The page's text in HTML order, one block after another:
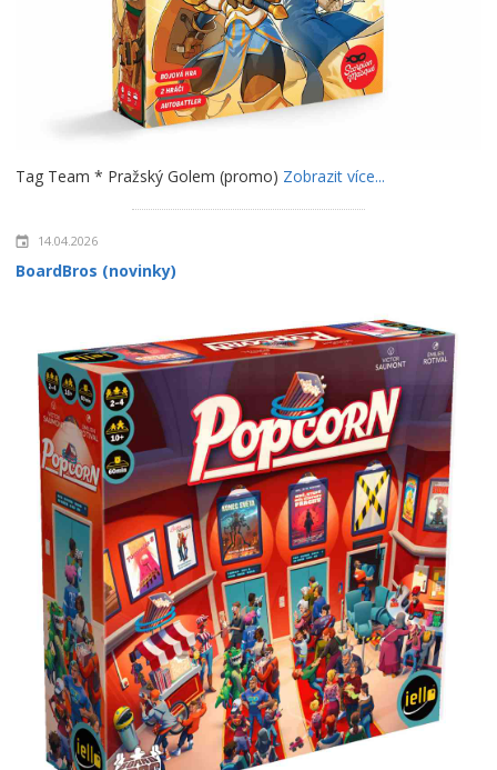
Tag Team * Pražský Golem (promo) Zobrazit více...
14.04.2026
BoardBros (novinky)